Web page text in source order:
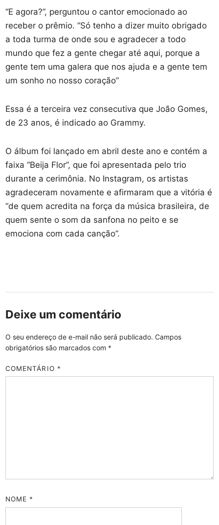
“E agora?”, perguntou o cantor emocionado ao
receber o prêmio. “Só tenho a dizer muito obrigado
a toda turma de onde sou e agradecer a todo
mundo que fez a gente chegar até aqui, porque a
gente tem uma galera que nos ajuda e a gente tem
um sonho no nosso coração”
Essa é a terceira vez consecutiva que João Gomes,
de 23 anos, é indicado ao Grammy.
O álbum foi lançado em abril deste ano e contém a
faixa “Beija Flor”, que foi apresentada pelo trio
durante a cerimônia. No Instagram, os artistas
agradeceram novamente e afirmaram que a vitória é
“de quem acredita na força da música brasileira, de
quem sente o som da sanfona no peito e se
emociona com cada canção”.
Deixe um comentário
O seu endereço de e-mail não será publicado. Campos
obrigatórios são marcados com *
COMENTÁRIO *
NOME *